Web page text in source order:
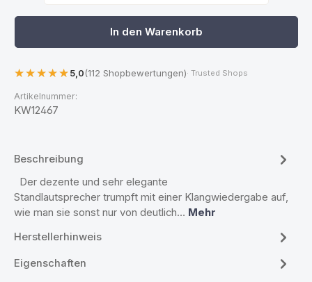
In den Warenkorb
5,0(112 Shopbewertungen)· Trusted Shops
Artikelnummer:
KW12467
Beschreibung
Der dezente und sehr elegante
Standlautsprecher trumpft mit einer Klangwiedergabe auf,
wie man sie sonst nur von deutlich… Mehr
Herstellerhinweis
Eigenschaften